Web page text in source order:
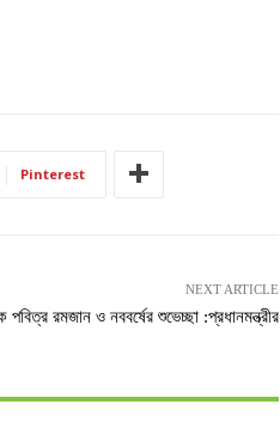
Pinterest
NEXT ARTICLE
পবিত্র রমজান ও নববর্ষের শুভেচ্ছা :প্রধানমন্ত্রীর